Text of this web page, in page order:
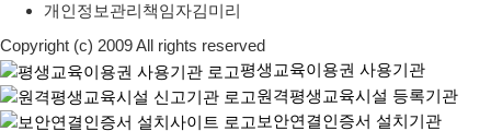
개인정보관리책임자김미리
Copyright (c) 2009 All rights reserved
평생교육이용권 사용기관
원격평생교육시설 등록기관
보안연결인증서 설치기관